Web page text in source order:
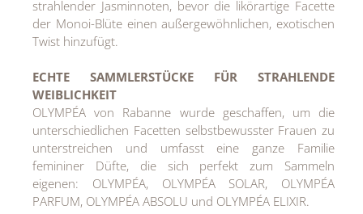
strahlender Jasminnoten, bevor die likörartige Facette
der Monoi-Blüte einen außergewöhnlichen, exotischen
Twist hinzufügt.
ECHTE SAMMLERSTÜCKE FÜR STRAHLENDE
WEIBLICHKEIT
OLYMPÉA von Rabanne wurde geschaffen, um die
unterschiedlichen Facetten selbstbewusster Frauen zu
unterstreichen und umfasst eine ganze Familie
femininer Düfte, die sich perfekt zum Sammeln
eigenen: OLYMPÉA, OLYMPÉA SOLAR, OLYMPÉA
PARFUM, OLYMPÉA ABSOLU und OLYMPÉA ELIXIR.